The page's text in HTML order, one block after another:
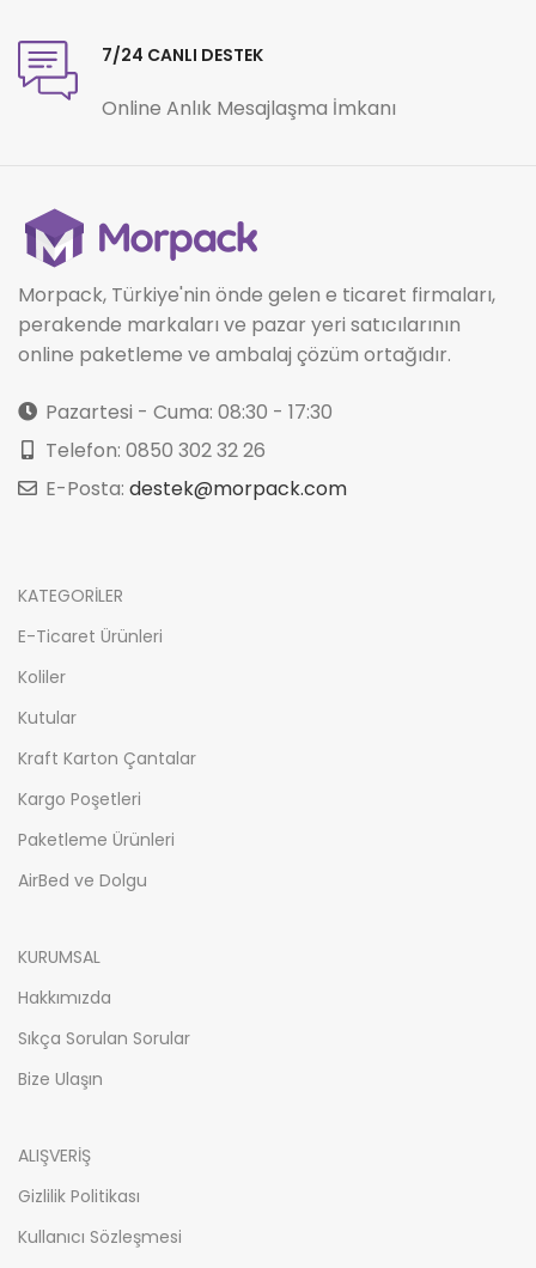
7/24 CANLI DESTEK
Online Anlık Mesajlaşma İmkanı
Morpack, Türkiye'nin önde gelen e ticaret firmaları,
perakende markaları ve pazar yeri satıcılarının
online paketleme ve ambalaj çözüm ortağıdır.
Pazartesi - Cuma: 08:30 - 17:30
Telefon: 0850 302 32 26
E-Posta: destek@morpack.com
KATEGORİLER
E-Ticaret Ürünleri
Koliler
Kutular
Kraft Karton Çantalar
Kargo Poşetleri
Paketleme Ürünleri
AirBed ve Dolgu
KURUMSAL
Hakkımızda
Sıkça Sorulan Sorular
Bize Ulaşın
ALIŞVERİŞ
Gizlilik Politikası
Kullanıcı Sözleşmesi